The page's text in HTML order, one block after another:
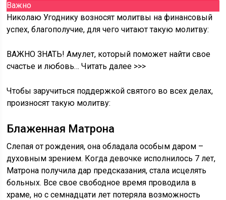
Важно
Николаю Угоднику возносят молитвы на финансовый
успех, благополучие, для чего читают такую молитву:
ВАЖНО ЗНАТЬ! Амулет, который поможет найти свое
счастье и любовь… Читать далее >>>
Чтобы заручиться поддержкой святого во всех делах,
произносят такую молитву:
Блаженная Матрона
Слепая от рождения, она обладала особым даром –
духовным зрением. Когда девочке исполнилось 7 лет,
Матрона получила дар предсказания, стала исцелять
больных. Все свое свободное время проводила в
храме, но с семнадцати лет потеряла возможность